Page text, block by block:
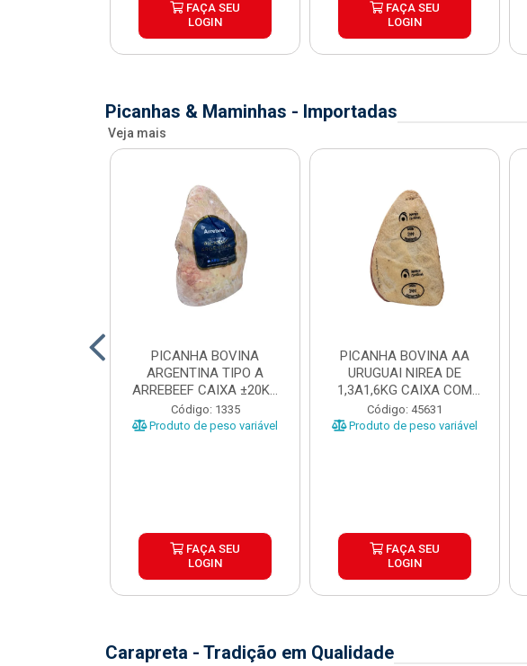
FAÇA SEU
LOGIN
FAÇA SEU
LOGIN
Picanhas & Maminhas - Importadas
Veja mais
PICANHA BOVINA
ARGENTINA TIPO A
ARREBEEF CAIXA ±20KG
PEÇAS 1...
Código: 1335
Produto de peso variável
FAÇA SEU
LOGIN
PICANHA BOVINA AA
URUGUAI NIREA DE
1,3A1,6KG CAIXA COM
±15KG
Código: 45631
Produto de peso variável
FAÇA SEU
LOGIN
Carapreta - Tradição em Qualidade